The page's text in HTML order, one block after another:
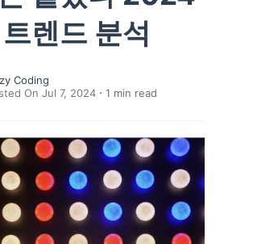
렌드 분석
Coding
On Jul 7, 2024
1 min read